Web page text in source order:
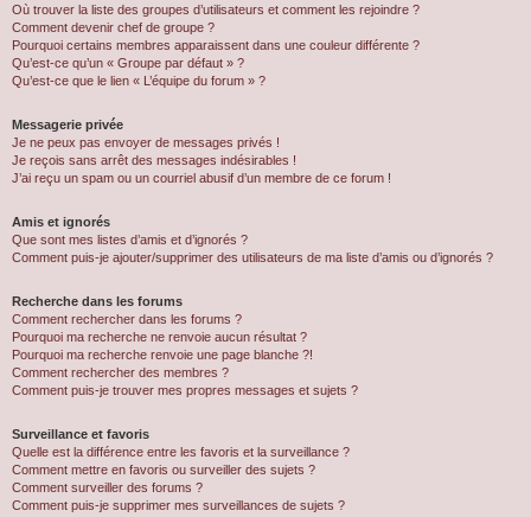
Où trouver la liste des groupes d’utilisateurs et comment les rejoindre ?
Comment devenir chef de groupe ?
Pourquoi certains membres apparaissent dans une couleur différente ?
Qu’est-ce qu’un « Groupe par défaut » ?
Qu’est-ce que le lien « L’équipe du forum » ?
Messagerie privée
Je ne peux pas envoyer de messages privés !
Je reçois sans arrêt des messages indésirables !
J’ai reçu un spam ou un courriel abusif d’un membre de ce forum !
Amis et ignorés
Que sont mes listes d’amis et d’ignorés ?
Comment puis-je ajouter/supprimer des utilisateurs de ma liste d’amis ou d’ignorés ?
Recherche dans les forums
Comment rechercher dans les forums ?
Pourquoi ma recherche ne renvoie aucun résultat ?
Pourquoi ma recherche renvoie une page blanche ?!
Comment rechercher des membres ?
Comment puis-je trouver mes propres messages et sujets ?
Surveillance et favoris
Quelle est la différence entre les favoris et la surveillance ?
Comment mettre en favoris ou surveiller des sujets ?
Comment surveiller des forums ?
Comment puis-je supprimer mes surveillances de sujets ?